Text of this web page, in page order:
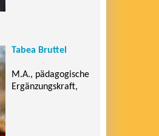
Tabea Bruttel
M.A., pädagogische
Ergänzungskraft,